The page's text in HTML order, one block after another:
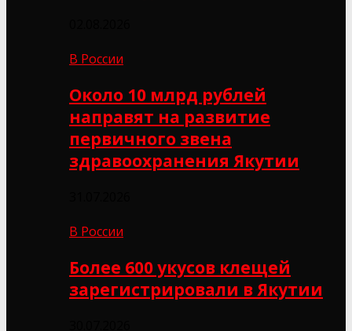
В России
Около 10 млрд рублей
направят на развитие
первичного звена
здравоохранения Якутии
В России
Более 600 укусов клещей
зарегистрировали в Якутии